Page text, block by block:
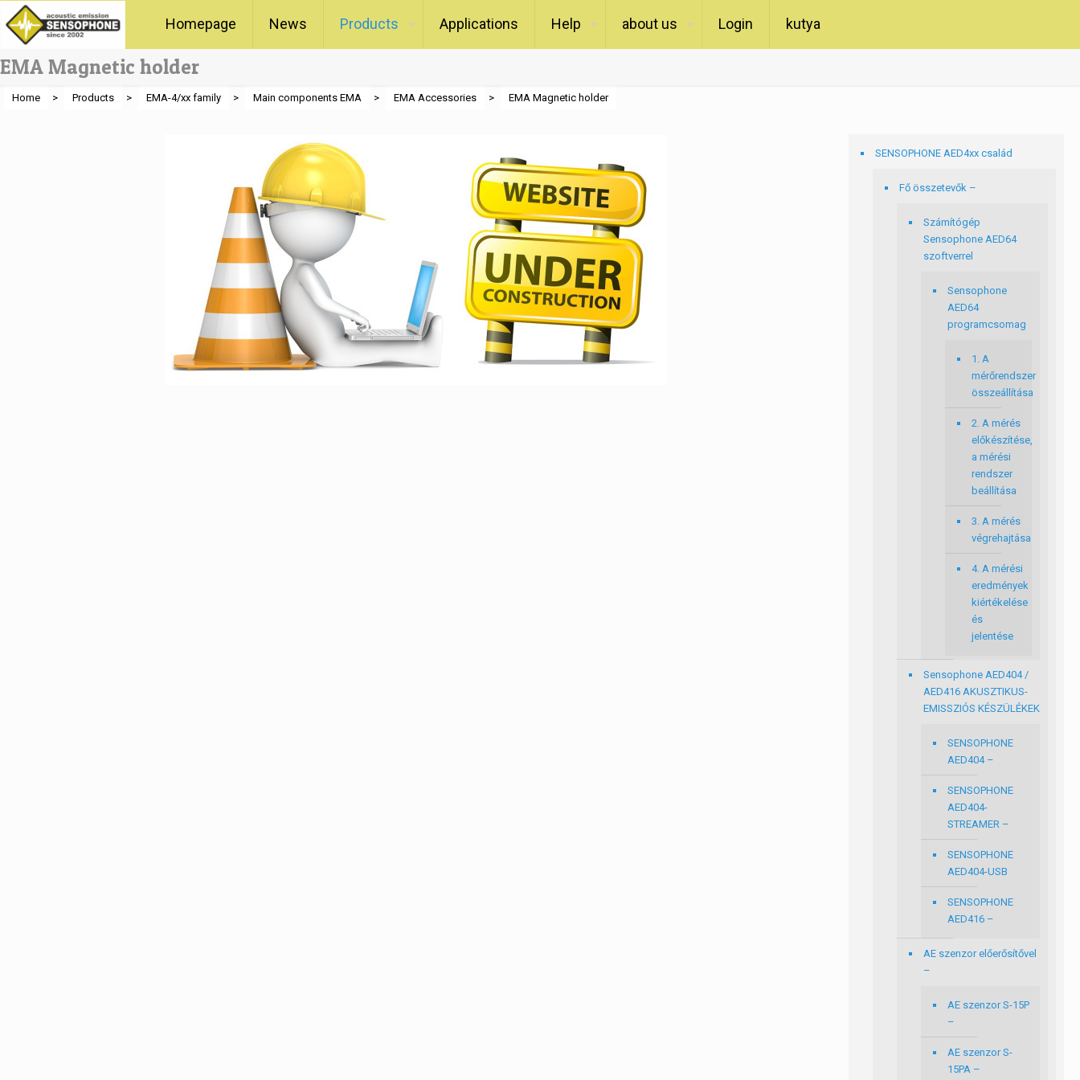
Homepage News Products Applications Help about us Login kutya
EMA Magnetic holder
Home > Products > EMA-4/xx family > Main components EMA > EMA Accessories > EMA Magnetic holder
SENSOPHONE AED4xx család
Fő összetevők –
Számítógép
Sensophone AED64
szoftverrel
Sensophone
AED64
programcsomag
1. A
mérőrendszer
összeállítása
2. A mérés
előkészítése,
a mérési
rendszer
beállítása
3. A mérés
végrehajtása
4. A mérési
eredmények
kiértékelése
és
jelentése
Sensophone AED404 /
AED416 AKUSZTIKUS-
EMISSZIÓS KÉSZÜLÉKEK
SENSOPHONE
AED404 –
SENSOPHONE
AED404-
STREAMER –
SENSOPHONE
AED404-USB
SENSOPHONE
AED416 –
AE szenzor előerősítővel
–
AE szenzor S-15P
–
AE szenzor S-
15PA –